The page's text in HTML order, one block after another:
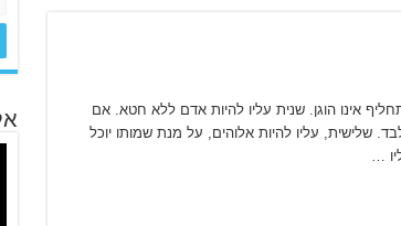
אינו הוגן. שנית עליו להיות אדם ללא חטא. אם
שלישית, עליו להיות אלוהים, על מנת שמותו יוכל
…